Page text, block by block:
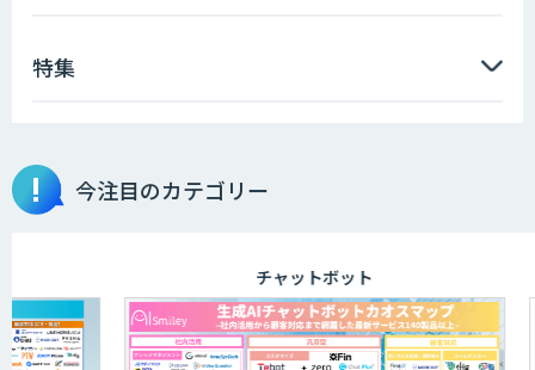
ログミーツ powered by GPT-4
JOINT AI Flow byGMO
特集
今注目のカテゴリー
チャットボット